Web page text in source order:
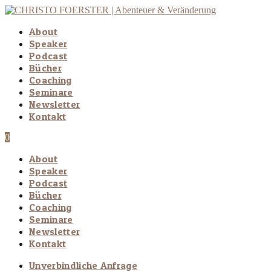
About
Speaker
Podcast
Bücher
Coaching
Seminare
Newsletter
Kontakt
0
About
Speaker
Podcast
Bücher
Coaching
Seminare
Newsletter
Kontakt
Unverbindliche Anfrage